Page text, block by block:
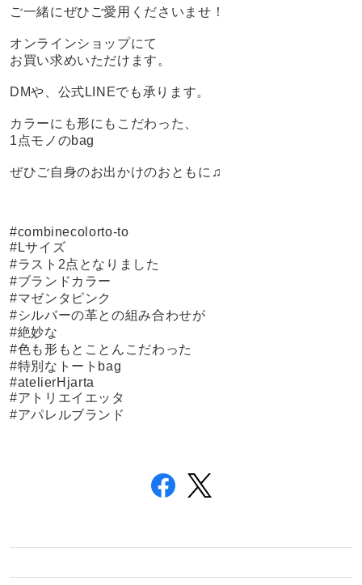
ご一緒にぜひご愛用くださいませ！
オンラインショップにて
お買い求めいただけます。
DMや、公式LINEでも承ります。
カラーにも形にもこだわった、
1点モノのbag
ぜひご自身のお出かけのおともに♫
#combinecolorto-to
#Lサイズ
#ラスト2点となりました
#ブランドカラー
#マゼンタピンク
#シルバーの革との組み合わせが
#絶妙な
#色も形もとことんこだわった
#特別なトートbag
#atelierHjarta
#アトリエイエッタ
#アパレルブランド